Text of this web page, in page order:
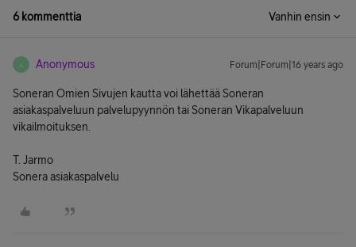
6 kommenttia Vanhin ensin
A Anonymous Forum|Forum|16 years ago
Soneran Omien Sivujen kautta voi lähettää Soneran
asiakaspalveluun palvelupyynnön tai Soneran Vikapalveluun
vikailmoituksen.
T. Jarmo
Sonera asiakaspalvelu